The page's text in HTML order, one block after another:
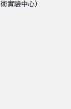
實驗中心）